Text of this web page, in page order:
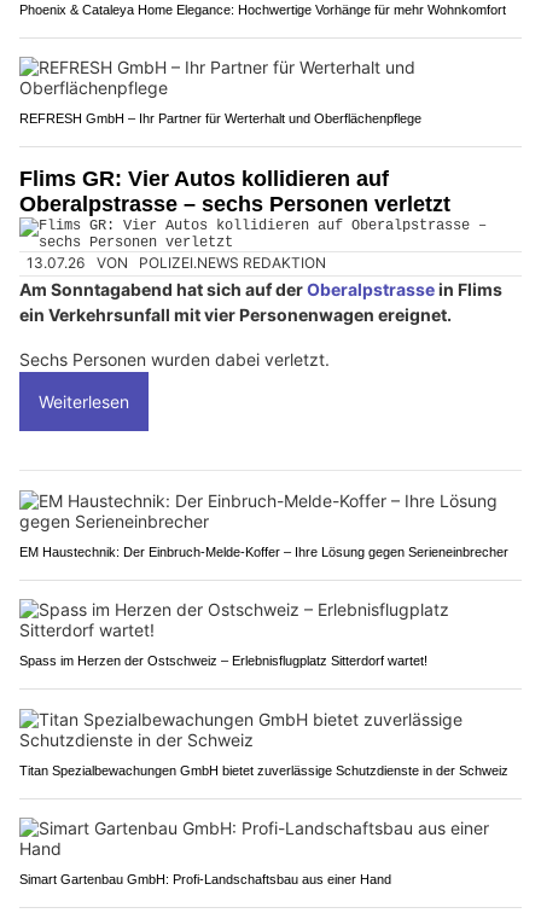
Phoenix & Cataleya Home Elegance: Hochwertige Vorhänge für mehr Wohnkomfort
REFRESH GmbH – Ihr Partner für Werterhalt und Oberflächenpflege
Flims GR: Vier Autos kollidieren auf
Oberalpstrasse – sechs Personen verletzt
13.07.26 VON POLIZEI.NEWS REDAKTION
Am Sonntagabend hat sich auf derOberalpstrassein Flims
ein Verkehrsunfall mit vier Personenwagen ereignet.
Sechs Personen wurden dabei verletzt.
Weiterlesen
EM Haustechnik: Der Einbruch-Melde-Koffer – Ihre Lösung gegen Serieneinbrecher
Spass im Herzen der Ostschweiz – Erlebnisflugplatz Sitterdorf wartet!
Titan Spezialbewachungen GmbH bietet zuverlässige Schutzdienste in der Schweiz
Simart Gartenbau GmbH: Profi-Landschaftsbau aus einer Hand